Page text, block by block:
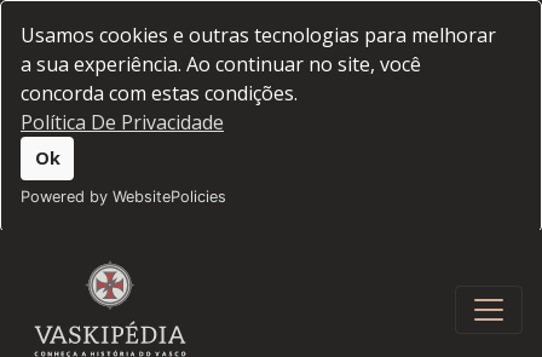
Usamos cookies e outras tecnologias para melhorar
a sua experiência. Ao continuar no site, você
concorda com estas condições.
Política De Privacidade
Ok
Powered by WebsitePolicies